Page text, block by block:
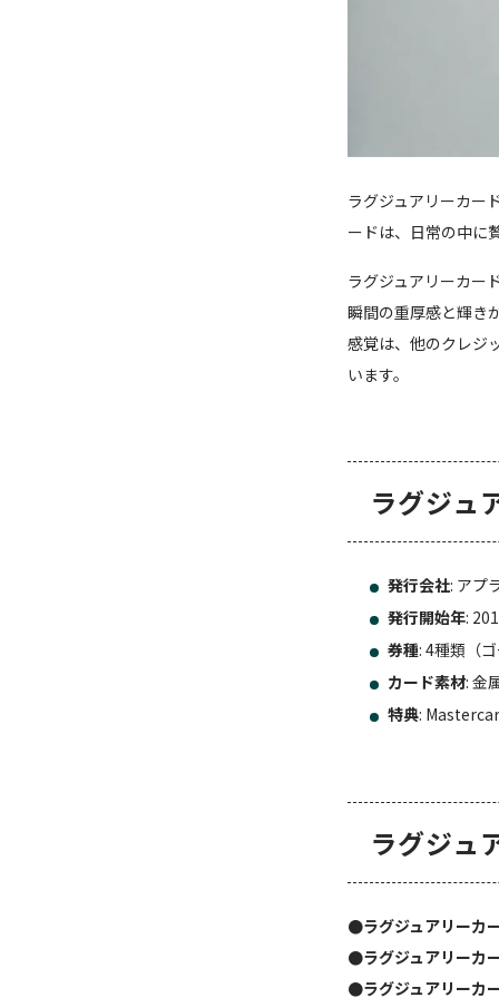
ラグジュアリーカー
ードは、日常の中に
ラグジュアリーカー
瞬間の重厚感と輝き
感覚は、他のクレジ
います。
ラグジュ
発行会社: アプ
発行開始年:
券種: 4種類（
カード素材: 金
特典:
ラグジュ
●ラグジュアリーカ
●ラグジュアリーカ
●ラグジュアリーカ